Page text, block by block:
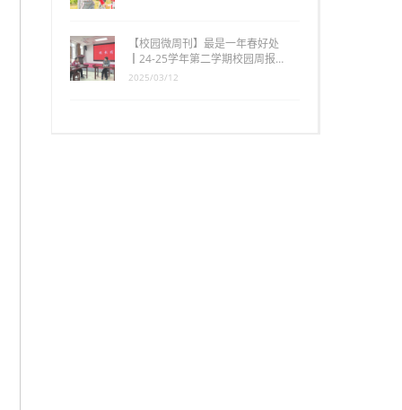
【校园微周刊】最是一年春好处
┃24-25学年第二学期校园周报…
2025/03/12